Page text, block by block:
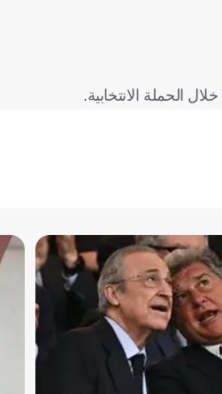
الحملة الانتخابية.